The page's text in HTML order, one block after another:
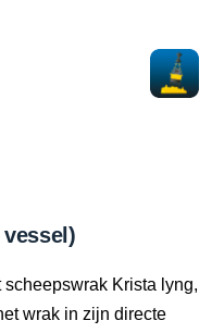
Krista lyng,
wrak in zijn directe